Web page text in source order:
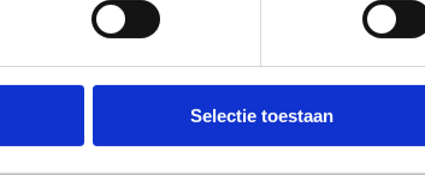
Selectie toestaan